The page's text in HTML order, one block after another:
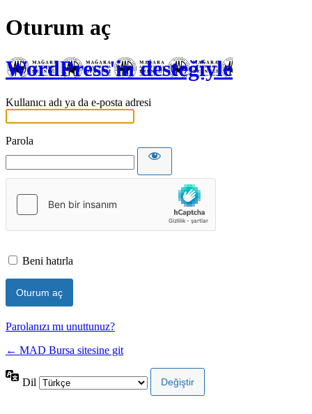
Oturum aç
WordPress'in desteğiyle
Kullanıcı adı ya da e-posta adresi
Parola
Beni hatırla
Parolanızı mı unuttunuz?
← MAD Bursa sitesine git
Dil